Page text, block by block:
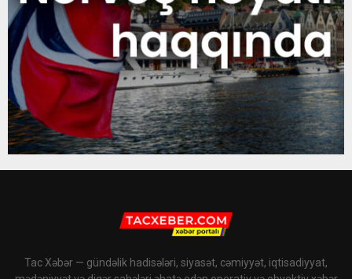
Tac Xəbər — gündəlik hadisələri, siyasət, cəmiyyət, iqtisadiyyat,